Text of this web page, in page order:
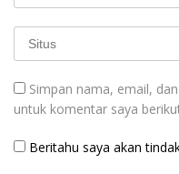
Simpan nama, email,
untuk komentar saya
Beritahu saya akan